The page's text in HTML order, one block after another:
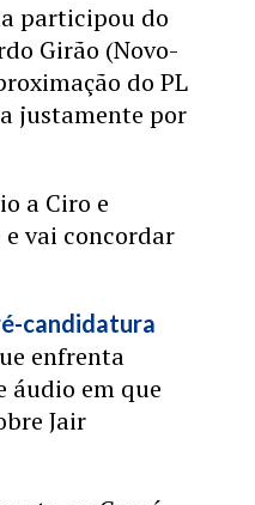
participou do
Girão (Novo-
do PL
justamente por
a Ciro e
vai concordar
candidatura
enfrenta
áudio em que
Jair